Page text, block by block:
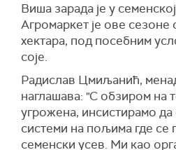
Виша зарада је у
Агромаркет је ове
хектара, под посебним
соје.
Радислав Цмиљанић,
наглашава: "С обзиром на
угрожена, инсистирамо да
системи на пољима где се
семенски усев. Ми као